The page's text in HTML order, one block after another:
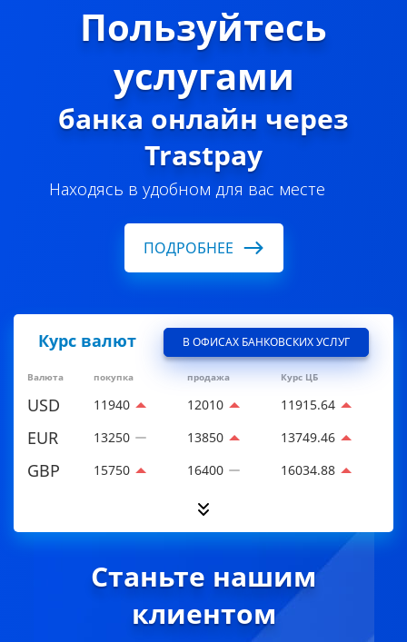
Пользуйтесь
услугами
банка онлайн через
Trastpay
Находясь в удобном для вас месте
ПОДРОБНЕЕ
Курс валют В ОФИСАХ БАНКОВСКИХ УСЛУГ
Валюта покупка продажа Курс ЦБ
USD 11940 12010 11915.64
EUR 13250 13850 13749.46
GBP 15750 16400 16034.88
100
CHF 14450 15100 14719.75
100
1765.52
покупка/продажа - Данные от 08.08.2026 09:00
Станьте нашим
клиентом